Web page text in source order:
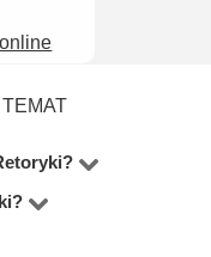
2 korepetytorów.
godzinową,
zaczynają się od